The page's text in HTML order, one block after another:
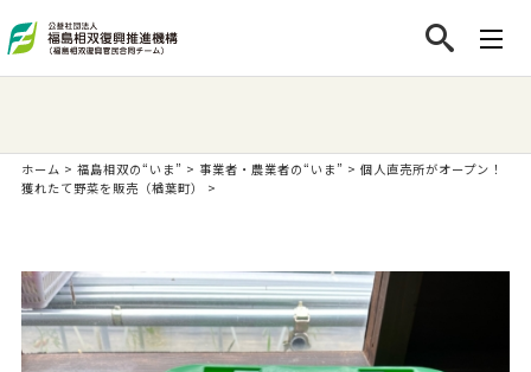
ホーム > 福島相双の“いま” > 事業者・農業者の“いま” > 個人直売所がオープン！
獲れたて野菜を販売（楢葉町）
>